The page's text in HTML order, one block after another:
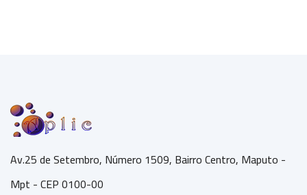
Av.25 de Setembro, Número 1509, Bairro Centro, Maputo -
Mpt - CEP 0100-00